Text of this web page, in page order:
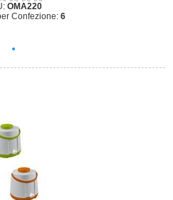
OMA220
Confezione: 6